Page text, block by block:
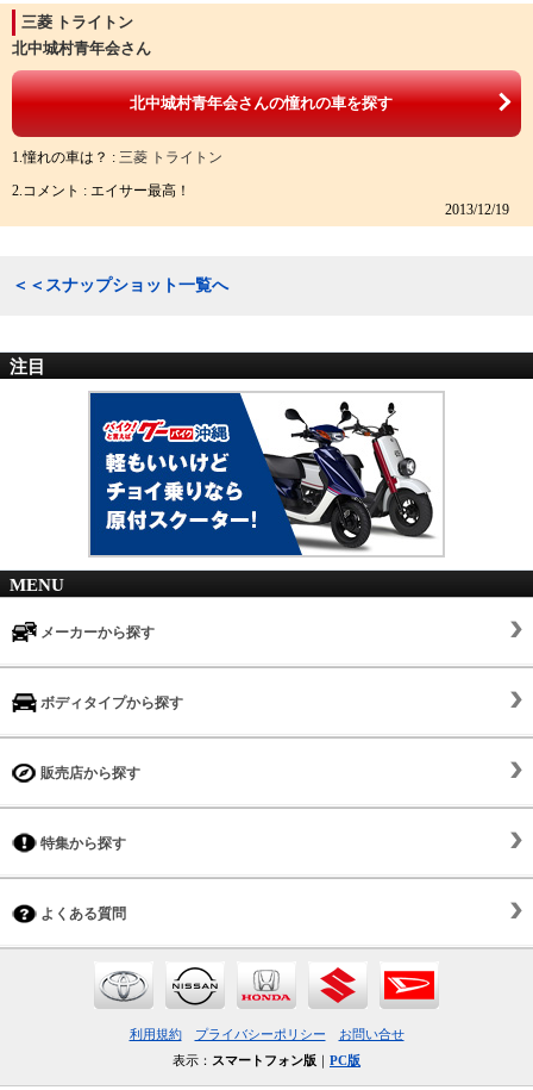
三菱 トライトン
北中城村青年会さん
北中城村青年会さんの憧れの車を探す
1.憧れの車は？ : 三菱 トライトン
2.コメント : エイサー最高！
2013/12/19
＜＜スナップショット一覧へ
注目
MENU
メーカーから探す
ボディタイプから探す
販売店から探す
特集から探す
よくある質問
利用規約 プライバシーポリシー
お問い合せ
表示： スマートフォン版 ｜ PC版